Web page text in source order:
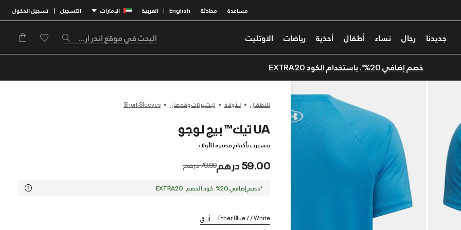
مساعدة محادثة English
| العربية الإمارات التسجيل | تسجيل الدخول
جديدنا رجال نساء أطفال أحذية رياضات الاوتليت
خصم إضافي 20%*. باستخدام الكود EXTRA20
للأطفال للأولاد تيشيرتات وقمصان Short Sleeves
UA تيك™ بيج لوجو
تيشيرت بأكمام قصيرة للأولاد
59.00 درهم Price reduced from
79.00 درهم to
*خصم إضافي 20%. كود الخصم: EXTRA20
Ether Blue / / White أزرق